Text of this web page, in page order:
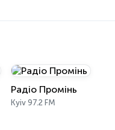
Радіо Промінь
Kyiv 97.2 FM